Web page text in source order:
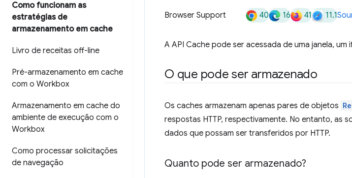
Como funcionam as
estratégias de
armazenamento em cache
Livro de receitas off-line
Pré-armazenamento em cache
com o Workbox
Armazenamento em cache do
ambiente de execução com o
Workbox
Como processar solicitações
de navegação
Browser Support 40 16 41 11.1
A API Cache pode ser acessada de uma janela,
O que pode ser armazenado
Os caches armazenam apenas pares de objetos
respostas HTTP, respectivamente. No entanto, as
dados que possam ser transferidos por HTTP.
Quanto pode ser armazenado?